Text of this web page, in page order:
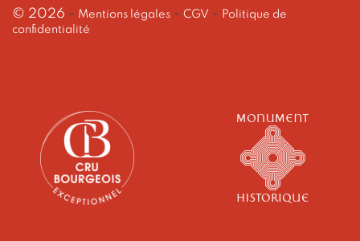
© 2026 - Mentions légales - CGV - Politique de
confidentialité